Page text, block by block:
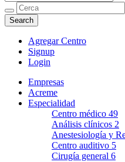
Agregar Centro
Signup
Login
Empresas
Acreme
Especialidad
Centro médico 49
Análisis clínicos 2
Anestesiología y
Centro auditivo 5
Cirugía general 6